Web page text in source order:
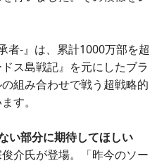
者-』は、累計1000万部を超
ス島戦記』を元にしたブラ
組み合わせで戦う超戦略的
す。
い部分に期待してほしい
介氏が登場。「昨今のソー